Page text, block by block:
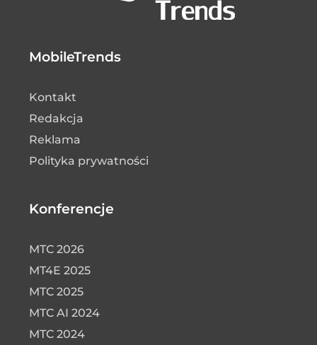
MobileTrends
Kontakt
Redakcja
Reklama
Polityka prywatności
Konferencje
MTC 2026
MT4E 2025
MTC 2025
MTC AI 2024
MTC 2024